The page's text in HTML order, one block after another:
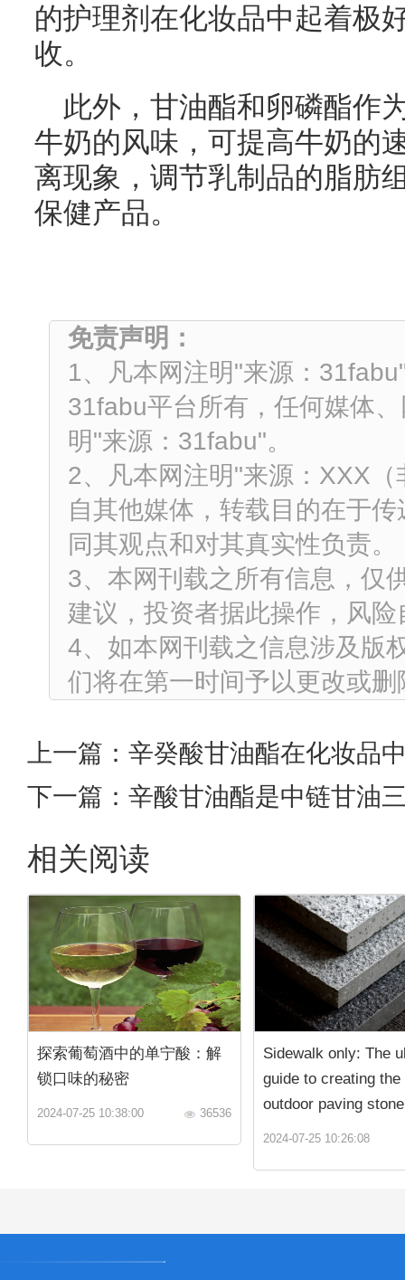
的护理剂在化妆品中起着极
收。
此外，甘油酯和卵磷酯作
牛奶的风味，可提高牛奶的
离现象，调节乳制品的脂肪
保健产品。
免责声明：
1、凡本网注明"来源：
31fabu平台所有，任何媒体
明"来源：31fabu"。
2、凡本网注明"来源：XXX
自其他媒体，转载目的在于
同其观点和对其真实性负责。
3、本网刊载之所有信息，仅
建议，投资者据此操作，风险
4、如本网刊载之信息涉及版
们将在第一时间予以更改或删
上一篇： 辛癸酸甘油酯在化妆品
下一篇： 辛酸甘油酯是中链甘油
相关阅读
探索葡萄酒中的单宁酸：解
锁口味的秘密
2024-07-25 10:38:00 36536
Sidewalk only: The
guide to creating the
outdoor paving stone
2024-07-25 10:26:08